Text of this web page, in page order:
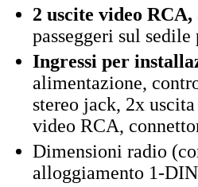
2 uscite video RCA,
passeggeri sul sedile
Ingressi per
alimentazione,
stereo jack, 2x
video RCA,
Dimensioni radio
alloggiamento 1-